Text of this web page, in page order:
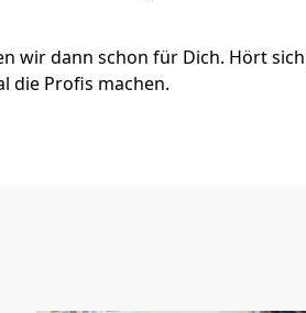
wir dann schon für Dich. Hört
die Profis machen.